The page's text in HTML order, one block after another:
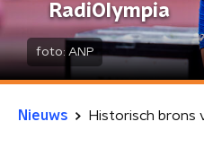
RadiOlympia
foto: ANP
Nieuws